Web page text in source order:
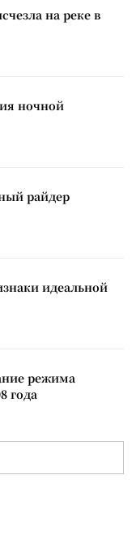
на реке в
ночной
райдер
идеальной
режима
года